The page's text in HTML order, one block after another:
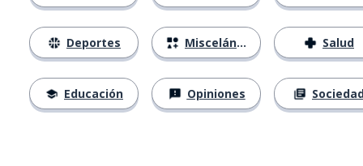
Deportes
Educación
Misceláneo
Opiniones
Salud